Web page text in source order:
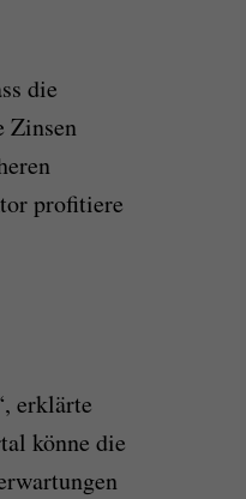
die
Zinsen
profitiere
erklärte
könne die